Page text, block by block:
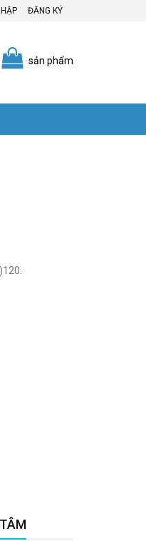
ĐĂNG KÝ
sản phẩm
hiệu: (lm/W)120.